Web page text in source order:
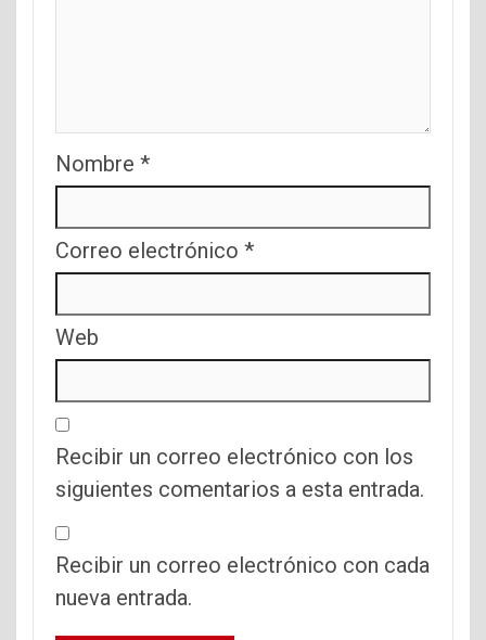
Nombre *
Correo electrónico *
Web
Recibir un correo electrónico con los
siguientes comentarios a esta entrada.
Recibir un correo electrónico con cada
nueva entrada.